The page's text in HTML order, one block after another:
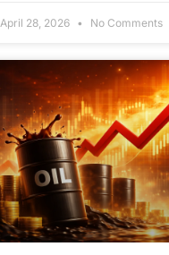
April 28, 2026 No Comments